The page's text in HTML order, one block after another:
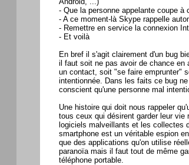
- Que la personne appelante coupe
- A ce moment-là Skype rappelle
- Remettre en service la connexion
- Et voilà
En bref il s'agit clairement d'un bug
il faut soit ne pas avoir de chance en
un contact, soit "se faire emprunter"
intentionnée. Dans les faits ce bug
conscient qu'une personne mal
Une histoire qui doit nous rappeler
tous ceux qui désirent garder leur
logiciels malveillants et les collectes
smartphone est un véritable espion
que des applications qu'on utilise
paranoïa mais il faut tout de même
téléphone portable.